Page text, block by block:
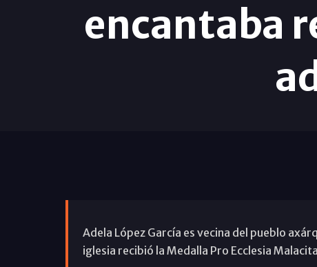
encantaba
Adela López García es vecina del pueblo
iglesia recibió la Medalla Pro Ecclesia